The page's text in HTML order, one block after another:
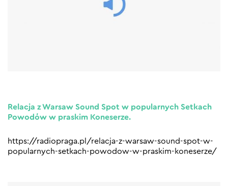
Relacja z Warsaw Sound Spot w popularnych Setkach
Powodów w praskim Koneserze.
https://radiopraga.pl/relacja-z-warsaw-sound-spot-w-
popularnych-setkach-powodow-w-praskim-koneserze/